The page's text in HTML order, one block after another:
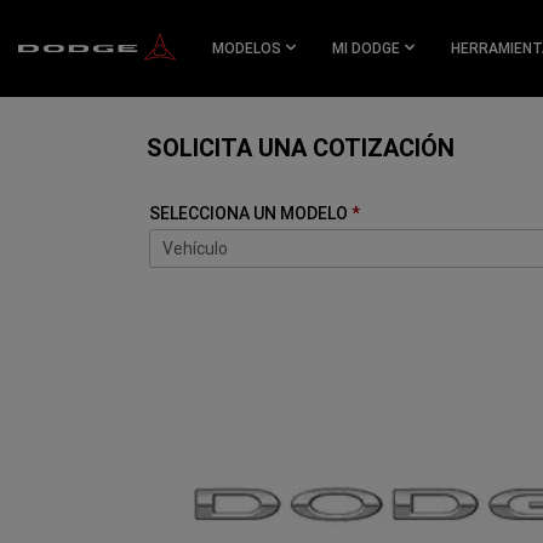
CONTENT
MODELOS MI DODGE
SOLICITA UNA COTIZACIÓN
SELECCIONA UN MODELO
Vehículo
Vehículo
CHARGER
DURANGO
NEW ATTITUDE